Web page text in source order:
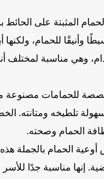
المثبتة على
وأنيقًا للحمام،
وهي مناسبة لمختلف
للحمامات مصنوعة
تلطيخه ومتانته.
الحمام وصحته.
أوعية الحمام بالجملة
إنها مناسبة جدًا